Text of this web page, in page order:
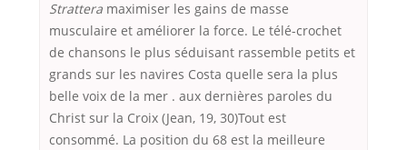
Strattera maximiser les gains de masse
musculaire et améliorer la force. Le télé-crochet
de chansons le plus séduisant rassemble petits et
grands sur les navires Costa quelle sera la plus
belle voix de la mer . aux dernières paroles du
Christ sur la Croix (Jean, 19, 30)Tout est
consommé. La position du 68 est la meilleure